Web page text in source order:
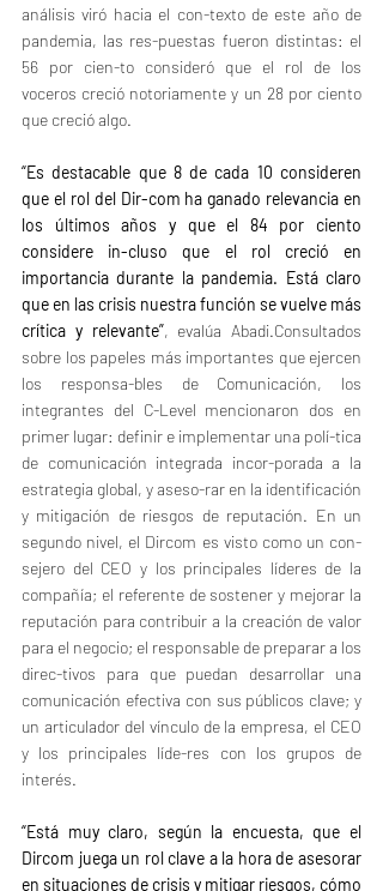
análisis viró hacia el con-texto de este año de
pandemia, las res-puestas fueron distintas: el
56 por cien-to consideró que el rol de los
voceros creció notoriamente y un 28 por ciento
que creció algo.
“Es destacable que 8 de cada 10 consideren
que el rol del Dir-com ha ganado relevancia en
los últimos años y que el 84 por ciento
considere in-cluso que el rol creció en
importancia durante la pandemia. Está claro
que en las crisis nuestra función se vuelve más
crítica y relevante”, evalúa Abadi.Consultados
sobre los papeles más importantes que ejercen
los responsa-bles de Comunicación, los
integrantes del C-Level mencionaron dos en
primer lugar: definir e implementar una polí-tica
de comunicación integrada incor-porada a la
estrategia global, y aseso-rar en la identificación
y mitigación de riesgos de reputación. En un
segundo nivel, el Dircom es visto como un con-
sejero del CEO y los principales líderes de la
compañía; el referente de sostener y mejorar la
reputación para contribuir a la creación de valor
para el negocio; el responsable de preparar a los
direc-tivos para que puedan desarrollar una
comunicación efectiva con sus públicos clave; y
un articulador del vínculo de la empresa, el CEO
y los principales líde-res con los grupos de
interés.
“Está muy claro, según la encuesta, que el
Dircom juega un rol clave a la hora de asesorar
en situaciones de crisis y mitigar riesgos, cómo